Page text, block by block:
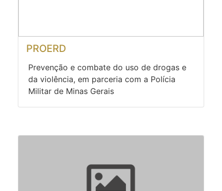
PROERD
Prevenção e combate do uso de drogas e
da violência, em parceria com a Polícia
Militar de Minas Gerais